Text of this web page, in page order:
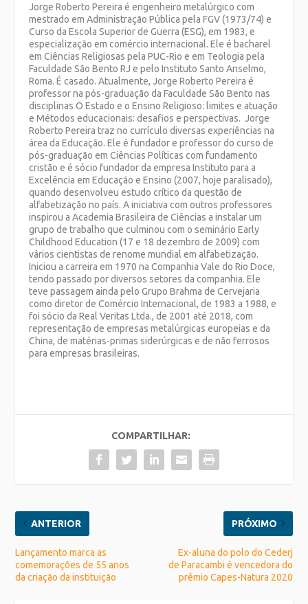
Jorge Roberto Pereira é engenheiro metalúrgico com
mestrado em Administração Pública pela FGV (1973/74) e
Curso da Escola Superior de Guerra (ESG), em 1983, e
especialização em comércio internacional. Ele é bacharel
em Ciências Religiosas pela PUC-Rio e em Teologia pela
Faculdade São Bento RJ e pelo Instituto Santo Anselmo,
Roma. É casado. Atualmente, Jorge Roberto Pereira é
professor na pós-graduação da Faculdade São Bento nas
disciplinas O Estado e o Ensino Religioso: limites e atuação
e Métodos educacionais: desafios e perspectivas. Jorge
Roberto Pereira traz no currículo diversas experiências na
área da Educação. Ele é fundador e professor do curso de
pós-graduação em Ciências Políticas com fundamento
cristão e é sócio fundador da empresa Instituto para a
Excelência em Educação e Ensino (2007, hoje paralisado),
quando desenvolveu estudo crítico da questão de
alfabetização no país. A iniciativa com outros professores
inspirou a Academia Brasileira de Ciências a instalar um
grupo de trabalho que culminou com o seminário Early
Childhood Education (17 e 18 dezembro de 2009) com
vários cientistas de renome mundial em alfabetização.
Iniciou a carreira em 1970 na Companhia Vale do Rio Doce,
tendo passado por diversos setores da companhia. Ele
teve passagem ainda pelo Grupo Brahma de Cervejaria
como diretor de Comércio Internacional, de 1983 a 1988, e
foi sócio da Real Veritas Ltda., de 2001 até 2018, com
representação de empresas metalúrgicas europeias e da
China, de matérias-primas siderúrgicas e de não ferrosos
para empresas brasileiras.
COMPARTILHAR:
ANTERIOR
Lançamento marca as
comemorações de 55 anos
da criação da instituição
PRÓXIMO
Ex-aluna do polo do Cederj
de Paracambi é vencedora do
prêmio Capes-Natura 2020